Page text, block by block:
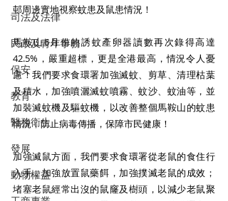
司法及法律
民政及青年事務
保安
教育
醫務衛生
發展
動物權益
邨周邊實地視察蚊患及鼠患情況！
馬鞍山6月份的誘蚊產卵器讀數再次錄得高達
42.5%，嚴重超標，更是全港最高，情況令人憂
慮！我們要求食環署加強滅蚊、剪草、清理枯葉
及積水，加強噴灑滅蚊噴霧、蚊沙、蚊油等，並
加裝滅蚊機及驅蚊機，以改善整個馬鞍山的蚊患
情況，防止病毒傳播，保障市民健康！
加強滅鼠方面，我們要求食環署從老鼠的食住行
入手，加強放置鼠藥餌，加強撲滅老鼠的成效；
堵塞老鼠經常出沒的鼠窿及樹頭，以減少老鼠聚